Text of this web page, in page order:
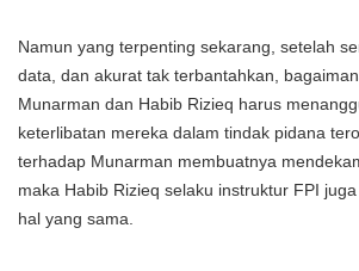
Namun yang terpenting sekarang, setelah
data, dan akurat tak terbantahkan,
Munarman dan Habib Rizieq harus
keterlibatan mereka dalam tindak pidana
terhadap Munarman membuatnya
maka Habib Rizieq selaku instruktur FPI
hal yang sama.